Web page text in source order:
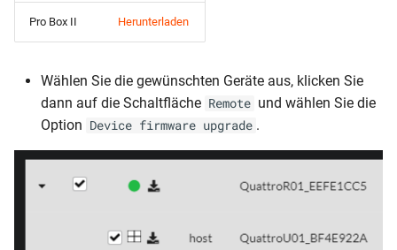
Pro Box II Herunterladen
Wählen Sie die gewünschten Geräte aus, klicken Sie
dann auf die Schaltfläche Remote und wählen Sie die
Option Device firmware upgrade .